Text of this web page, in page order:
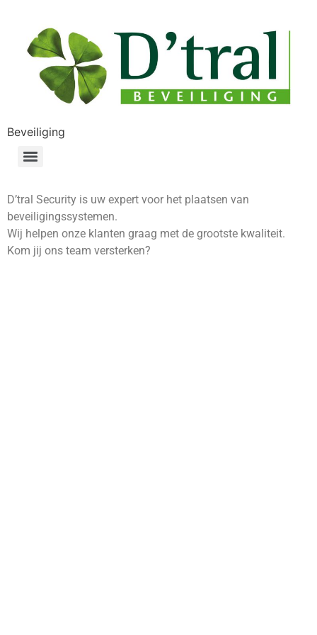
Beveiliging
D’tral Security is uw expert voor het plaatsen van
beveiligingssystemen.
Wij helpen onze klanten graag met de grootste kwaliteit.
Kom jij ons team versterken?